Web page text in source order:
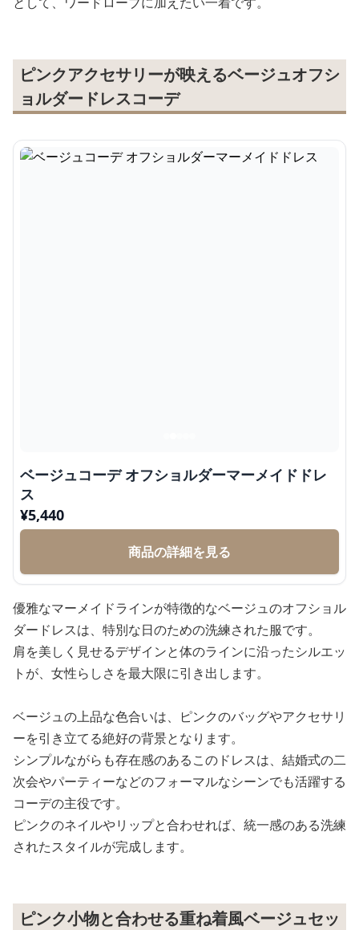
ピンクアクセサリーが映えるベージュオフシ
ョルダードレスコーデ
ベージュコーデ オフショルダーマーメイドドレ
ス
¥5,440
商品の詳細を見る
優雅なマーメイドラインが特徴的なベージュのオフショル
ダードレスは、特別な日のための洗練された服です。
肩を美しく見せるデザインと体のラインに沿ったシルエッ
トが、女性らしさを最大限に引き出します。
ベージュの上品な色合いは、ピンクのバッグやアクセサリ
ーを引き立てる絶好の背景となります。
シンプルながらも存在感のあるこのドレスは、結婚式の二
次会やパーティーなどのフォーマルなシーンでも活躍する
コーデの主役です。
ピンクのネイルやリップと合わせれば、統一感のある洗練
されたスタイルが完成します。
ピンク小物と合わせる重ね着風ベージュセッ